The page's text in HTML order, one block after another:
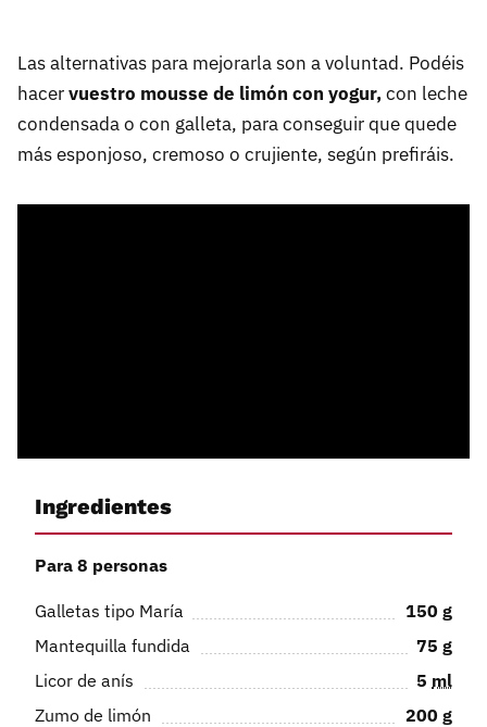
Las alternativas para mejorarla son a voluntad. Podéis
hacervuestro mousse de limón con yogur,con leche
condensada o con galleta, para conseguir que quede
más esponjoso, cremoso o crujiente, según prefiráis.
Ingredientes
Para 8 personas
Galletas tipo María 150 g
Mantequilla fundida
75 g
Licor de anís
5 ml
Zumo de limón
200 g